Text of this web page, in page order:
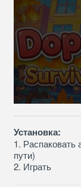
Установка:
1.
пути)
2. Играть